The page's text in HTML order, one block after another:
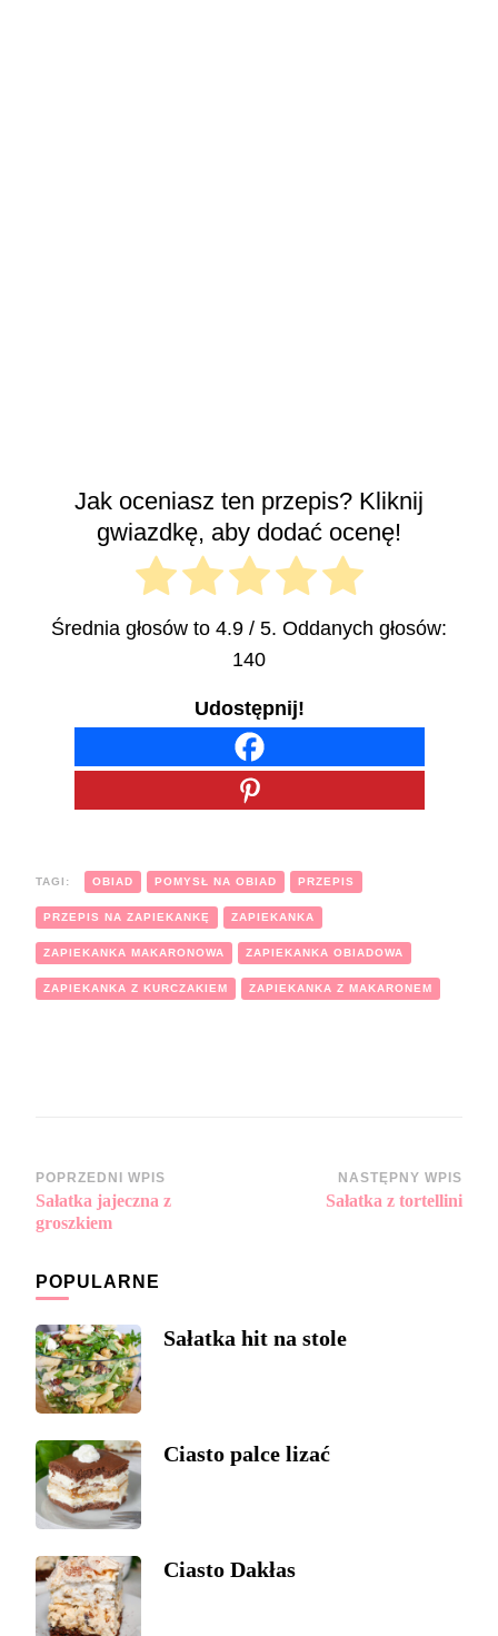
Jak oceniasz ten przepis? Kliknij
gwiazdkę, aby dodać ocenę!
Średnia głosów to 4.9 / 5. Oddanych głosów:
140
Udostępnij!
TAGI: OBIAD POMYSŁ NA OBIAD PRZEPIS
PRZEPIS NA ZAPIEKANKĘ ZAPIEKANKA
ZAPIEKANKA MAKARONOWA ZAPIEKANKA OBIADOWA
ZAPIEKANKA Z KURCZAKIEM ZAPIEKANKA Z MAKARONEM
Zobacz
wpisy
POPRZEDNI WPIS
Sałatka jajeczna z
groszkiem
NASTĘPNY WPIS
Sałatka z tortellini
POPULARNE
Sałatka hit na stole
Ciasto palce lizać
Ciasto Dakłas